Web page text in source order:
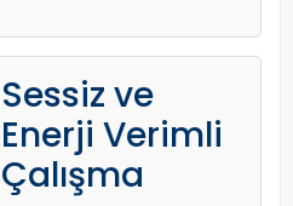
Sessiz ve
Enerji Verimli
Çalışma